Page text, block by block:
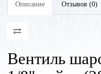
Описание Отзывов (0)
Вентиль